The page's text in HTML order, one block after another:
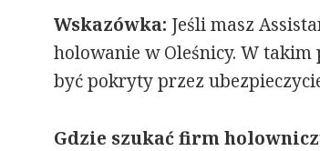
Wskazówka: Jeśli masz
holowanie w Oleśnicy. W
być pokryty przez
Gdzie szukać firm